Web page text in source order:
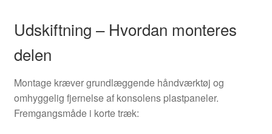
Udskiftning – Hvordan monteres
delen
Montage kræver grundlæggende håndværktøj og
omhyggelig fjernelse af konsolens plastpaneler.
Fremgangsmåde i korte træk: